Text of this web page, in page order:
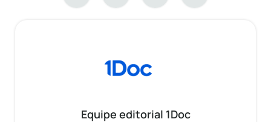
Equipe editorial 1Doc